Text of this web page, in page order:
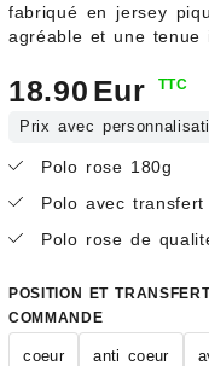
fabriqué en jersey
agréable et une tenue
18.90 Eur TTC
Prix avec
Polo rose 180g
Polo avec transfert
Polo rose de
POSITION ET
COMMANDE
coeur anti coeur